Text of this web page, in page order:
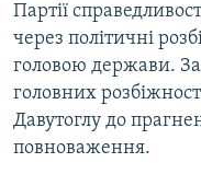
Партії
через політичні
головою держави.
головних
Давутоглу до
повноваження.